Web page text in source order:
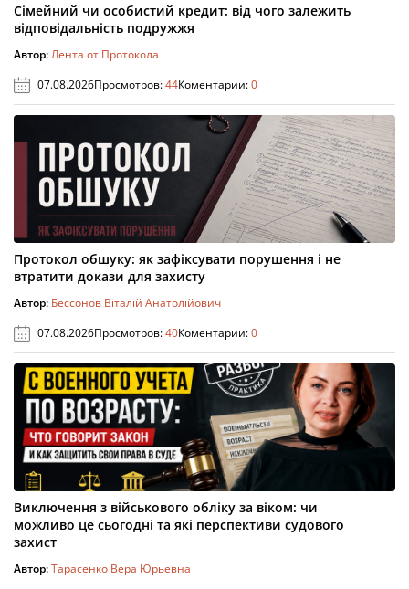
Сімейний чи особистий кредит: від чого залежить
відповідальність подружжя
Автор:Лента от Протокола
07.08.2026Просмотров:44Коментарии:0
Протокол обшуку: як зафіксувати порушення і не
втратити докази для захисту
Автор: Бессонов Віталій Анатолійович
07.08.2026Просмотров:40Коментарии:0
Виключення з військового обліку за віком: чи
можливо це сьогодні та які перспективи судового
захист
Автор:Тарасенко Вера Юрьевна